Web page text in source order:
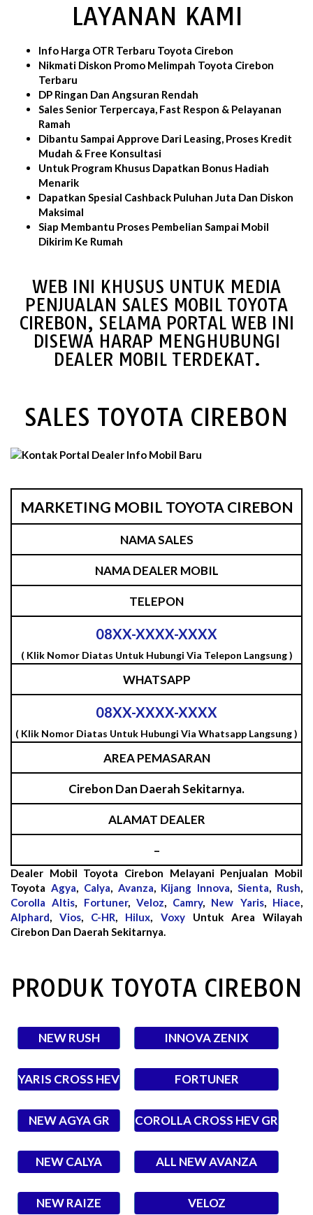
LAYANAN KAMI
Info Harga OTR Terbaru Toyota Cirebon
Nikmati Diskon Promo Melimpah Toyota Cirebon
Terbaru
DP Ringan Dan Angsuran Rendah
Sales Senior Terpercaya, Fast Respon & Pelayanan
Ramah
Dibantu Sampai Approve Dari Leasing, Proses Kredit
Mudah & Free Konsultasi
Untuk Program Khusus Dapatkan Bonus Hadiah
Menarik
Dapatkan Spesial Cashback Puluhan Juta Dan Diskon
Maksimal
Siap Membantu Proses Pembelian Sampai Mobil
Dikirim Ke Rumah
WEB INI KHUSUS UNTUK MEDIA
PENJUALAN SALES MOBIL TOYOTA
CIREBON, SELAMA PORTAL WEB INI
DISEWA HARAP MENGHUBUNGI
DEALER MOBIL TERDEKAT.
SALES TOYOTA CIREBON
MARKETING MOBIL TOYOTA CIREBON
NAMA SALES
NAMA DEALER MOBIL
TELEPON
08XX-XXXX-XXXX
( Klik Nomor Diatas Untuk Hubungi Via Telepon Langsung )
WHATSAPP
08XX-XXXX-XXXX
( Klik Nomor Diatas Untuk Hubungi Via Whatsapp Langsung )
AREA PEMASARAN
Cirebon Dan Daerah Sekitarnya.
ALAMAT DEALER
–
Dealer Mobil Toyota Cirebon Melayani Penjualan Mobil
Toyota Agya, Calya, Avanza, Kijang Innova,Sienta, Rush,
Corolla Altis, Fortuner, Veloz, Camry, New Yaris, Hiace,
Alphard,Vios, C-HR, Hilux, VoxyUntuk Area Wilayah
Cirebon Dan Daerah Sekitarnya.
PRODUK TOYOTA CIREBON
NEW RUSH INNOVA ZENIX
YARIS CROSS HEV FORTUNER
NEW AGYA GR COROLLA CROSS HEV GR
NEW CALYA ALL NEW AVANZA
NEW RAIZE VELOZ